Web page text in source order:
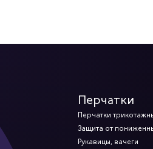
Перчатки
Перчатки
Защита от
Рукавицы, вачеги